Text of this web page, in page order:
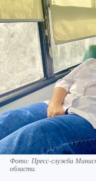
Фото: Пресс-служба
области.